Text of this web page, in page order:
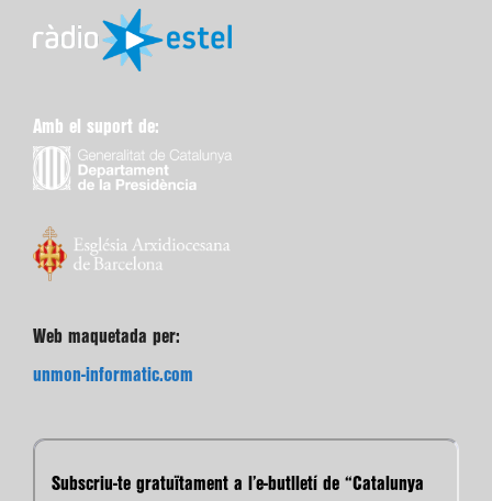
Amb el suport de:
Web maquetada per:
unmon-informatic.com
Subscriu-te gratuïtament a l’e-butlletí de “Catalunya